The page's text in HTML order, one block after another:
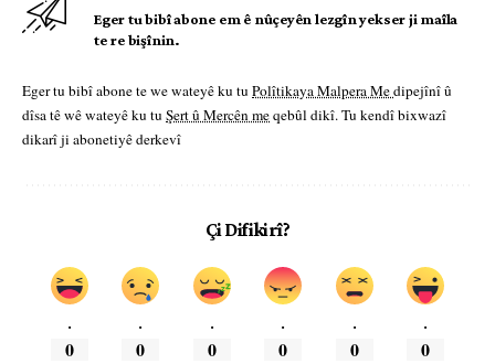
Eger tu bibî abone em ê nûçeyên lezgîn yekser ji maîla
te re bişînin.
Eger tu bibî abone te we wateyê ku tu Polîtikaya Malpera Medipejînî û
dîsa tê wê wateyê ku tu Şert û Mercên meqebûl dikî. Tu kendî bixwazî
dikarî ji abonetiyê derkevî
Çi Difikirî?
.
0
.
0
.
0
.
0
.
0
.
0